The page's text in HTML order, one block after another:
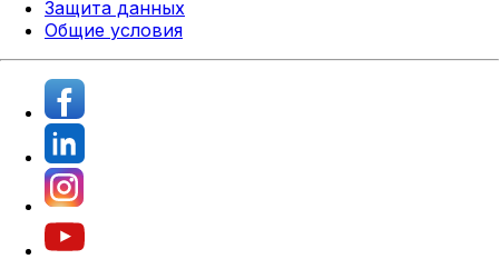
Защита данных
Общие условия